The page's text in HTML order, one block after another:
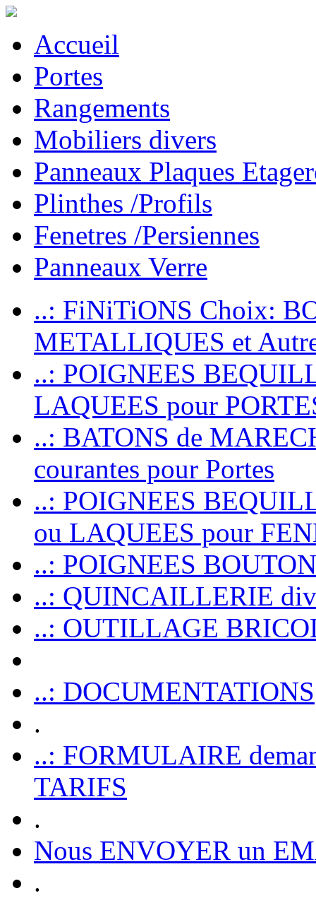
Accueil
Portes
Rangements
Mobiliers divers
Panneaux Plaques
Plinthes /Profils
Fenetres /Persiennes
Panneaux Verre
..: FiNiTiONS Choix:
METALLIQUES et
..: POIGNEES
LAQUEES pour
..: BATONS de
courantes pour Portes
..: POIGNEES
ou LAQUEES pour
..: POIGNEES
..: QUINCAILLERIE
..: OUTILLAGE
..: DOCUMENTATIONS
.
..: FORMULAIRE
TARIFS
.
Nous ENVOYER un
.